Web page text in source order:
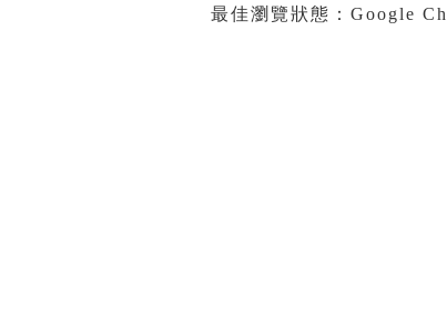
最佳瀏覽狀態：Google